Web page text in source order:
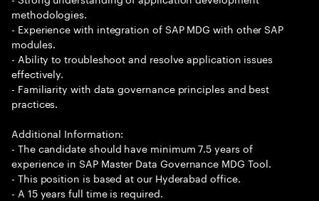
methodologies.
- Experience with integration of SAP MDG with other SAP
modules.
- Ability to troubleshoot and resolve application issues
effectively.
- Familiarity with data governance principles and best
practices.
Additional Information:
- The candidate should have minimum 7.5 years of
experience in SAP Master Data Governance MDG Tool.
- This position is based at our Hyderabad office.
- A 15 years full time is required.